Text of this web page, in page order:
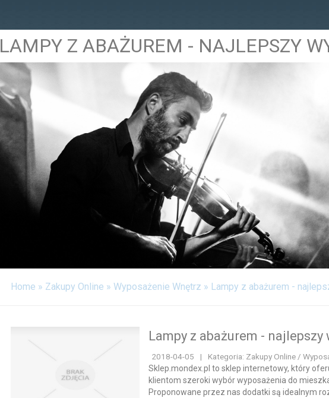
LAMPY Z ABAŻUREM - NAJLEPSZY
Home » Zakupy Online » Wyposażenie Wnętrz » Lampy z abażurem -
Lampy z abażurem - najlepszy
2018-04-05 |
Kategoria: Zakupy Online /
Sklep.mondex.pl to sklep internetowy, który
klientom szeroki wybór wyposażenia do
Proponowane przez nas dodatki są idealnym